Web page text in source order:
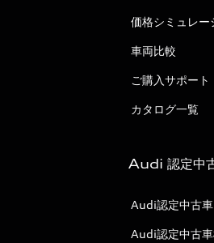
価格シミュレー
車両比較
ご購入サポート
カタログ一覧
Audi 認定中
Audi認定中古車
Audi認定中古